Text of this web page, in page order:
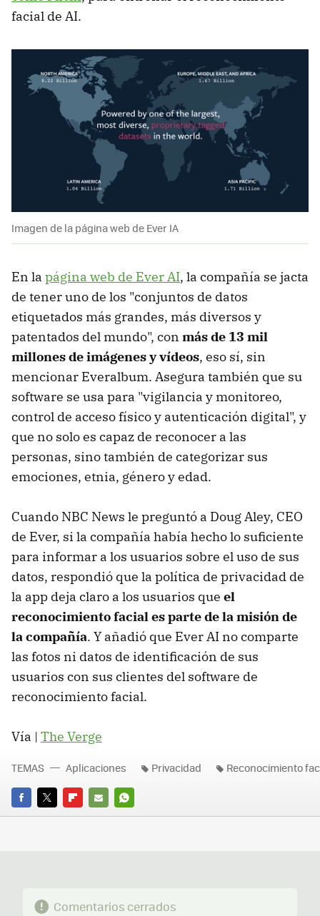
facial de AI.
Imagen de la página web de Ever IA
En la página web de Ever AI, la compañía se jacta
de tener uno de los "conjuntos de datos
etiquetados más grandes, más diversos y
patentados del mundo", con más de 13 mil
millones de imágenes y vídeos, eso sí, sin
mencionar Everalbum. Asegura también que su
software se usa para "vigilancia y monitoreo,
control de acceso físico y autenticación digital", y
que no solo es capaz de reconocer a las
personas, sino también de categorizar sus
emociones, etnia, género y edad.
Cuando NBC News le preguntó a Doug Aley, CEO
de Ever, si la compañía había hecho lo suficiente
para informar a los usuarios sobre el uso de sus
datos, respondió que la política de privacidad de
la app deja claro a los usuarios que el
reconocimiento facial es parte de la misión de
la compañía. Y añadió que Ever AI no comparte
las fotos ni datos de identificación de sus
usuarios con sus clientes del software de
reconocimiento facial.
Vía | The Verge
FACEBOOK
TWITTERFLIPBOARD
E-
WHATSAPP
TEMAS Aplicaciones Privacidad Reconocimiento
Comentarios cerrados